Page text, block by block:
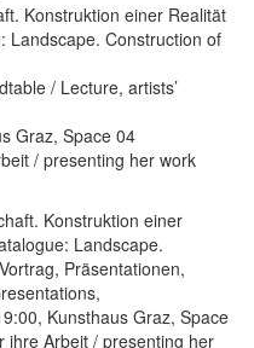
Konstruktion einer Realität
Landscape. Construction of
/ Lecture, artists’
Graz, Space 04
/ presenting her work